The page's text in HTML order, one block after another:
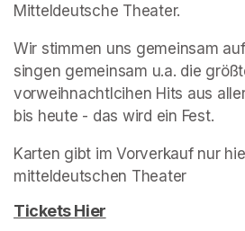
Mitteldeutsche Theater.
Wir stimmen uns gemeinsam
singen gemeinsam u.a. die
vorweihnachtlcihen Hits aus
bis heute - das wird ein Fest.
Karten gibt im Vorverkauf nur
mitteldeutschen Theater
(opens in a new tab)
Tickets Hier